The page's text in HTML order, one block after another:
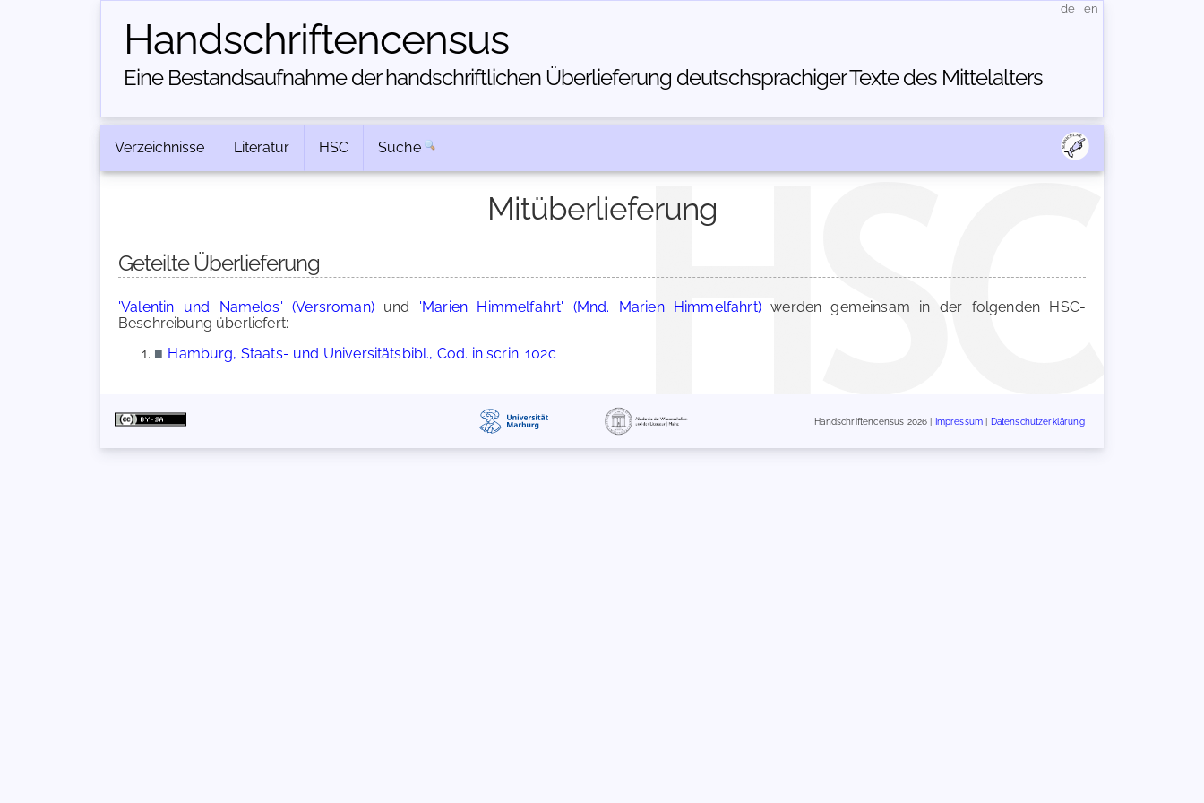
Handschriften­census
Eine Bestandsaufnahme der handschriftlichen Über­lieferung deutschsprachiger Texte des Mittelalters
de en
Verzeichnisse Literatur HSC Suche
Mitüberlieferung
Geteilte Überlieferung
'Valentin und Namelos' (Versroman)und 'Marien Himmelfahrt' (Mnd. Marien Himmelfahrt)werden gemeinsam in der folgenden HSC-
Beschreibung überliefert:
■ Hamburg, Staats- und Universitätsbibl., Cod. in scrin. 102c
Handschriftencensus 2026 | Impressum Datenschutzerklärung